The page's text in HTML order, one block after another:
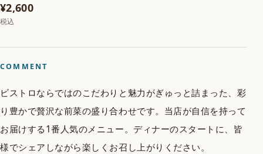
¥2,600
税込
COMMENT
ビストロならではのこだわりと魅力がぎゅっと詰まった、彩
り豊かで贅沢な前菜の盛り合わせです。当店が自信を持って
お届けする1番人気のメニュー。ディナーのスタートに、皆
様でシェアしながら楽しくお召し上がりください。